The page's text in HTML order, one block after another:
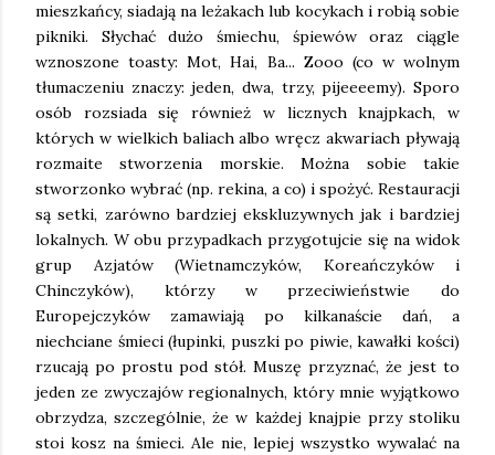
mieszkańcy, siadają na leżakach lub kocykach i robią sobie
pikniki. Słychać dużo śmiechu, śpiewów oraz ciągle
wznoszone toasty: Mot, Hai, Ba... Zooo (co w wolnym
tłumaczeniu znaczy: jeden, dwa, trzy, pijeeeemy). Sporo
osób rozsiada się również w licznych knajpkach, w
których w wielkich baliach albo wręcz akwariach pływają
rozmaite stworzenia morskie. Można sobie takie
stworzonko wybrać (np. rekina, a co) i spożyć. Restauracji
są setki, zarówno bardziej ekskluzywnych jak i bardziej
lokalnych. W obu przypadkach przygotujcie się na widok
grup Azjatów (Wietnamczyków, Koreańczyków i
Chinczyków), którzy w przeciwieństwie do
Europejczyków zamawiają po kilkanaście dań, a
niechciane śmieci (łupinki, puszki po piwie, kawałki kości)
rzucają po prostu pod stół. Muszę przyznać, że jest to
jeden ze zwyczajów regionalnych, który mnie wyjątkowo
obrzydza, szczególnie, że w każdej knajpie przy stoliku
stoi kosz na śmieci. Ale nie, lepiej wszystko wywalać na